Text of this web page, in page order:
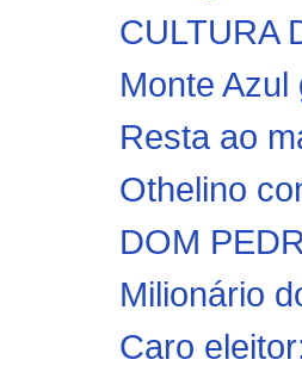
CULTURA
Monte
Resta ao
Othelino
DOM
Milionário
Caro